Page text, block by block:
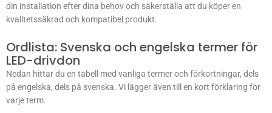
din installation efter dina behov och säkerställa att du köper en
kvalitetssäkrad och kompatibel produkt.
Ordlista: Svenska och engelska termer för
LED-drivdon
Nedan hittar du en tabell med vanliga termer och förkortningar, dels
på engelska, dels på svenska. Vi lägger även till en kort förklaring för
varje term.